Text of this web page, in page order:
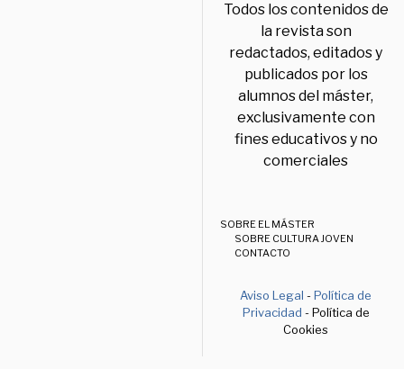
Todos los contenidos de
la revista son
redactados, editados y
publicados por los
alumnos del máster,
exclusivamente con
fines educativos y no
comerciales
SOBRE EL MÁSTER
SOBRE CULTURA JOVEN
CONTACTO
Aviso Legal -Política de
Privacidad - Política de
Cookies